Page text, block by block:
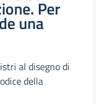
Per
una
al disegno di
della